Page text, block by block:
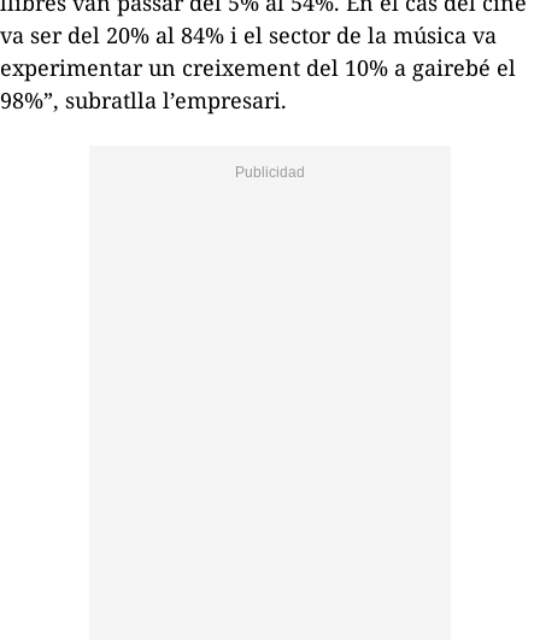
va ser del 20% al 84% i el sector de la música va
experimentar un creixement del 10% a gairebé el
98%”, subratlla l’empresari.